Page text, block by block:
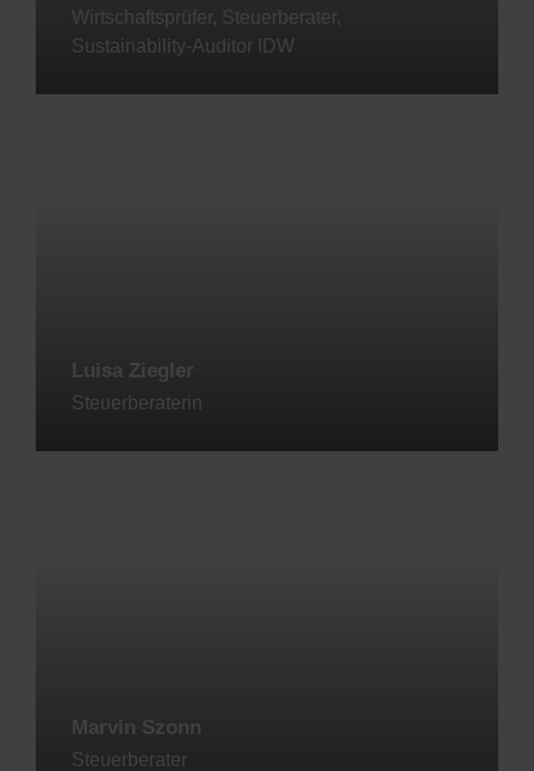
Wirtschaftsprüfer, Steuerberater,
Sustainability-Auditor IDW
Jetzt kontaktieren
Luisa Ziegler
Steuerberaterin
Jetzt kontaktieren
Marvin Szonn
Steuerberater